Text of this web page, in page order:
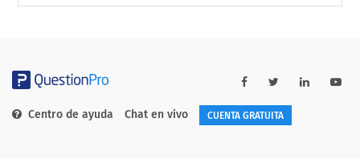
Centro de ayuda Chat en vivo CUENTA GRATUITA